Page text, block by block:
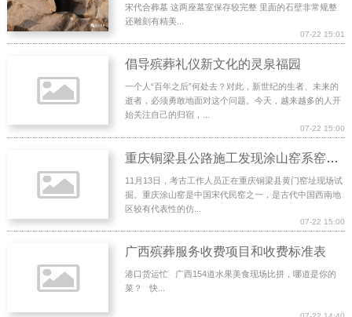
宋代合葬墓 这两座墓室保存较完整 里面的石壁非常规整
还雕刻有精美...
07-22 15:01
倡导殡葬礼仪新文化的灵泉福园
一个人“百年之后”何处去？对此，新世纪的生者、未来的
逝者，必须勇敢地面对这个问题。今天，越来越多的人开
始关注自己的归宿，...
07-22 15:00
重庆铜梁县公路施工发现涂山窑系窑址遗迹
11月13日，考古工作人员正在重庆铜梁县黄门窑址现场试
掘。重庆涂山窑是中国宋代民窑之一，是古代中国西南地
区较有代表性的仿...
07-22 15:00
广西殡葬服务收费项目和收费标准表
港口货运忙 广西154道水果美食现场比拼，哪道是你的
菜？ 快...